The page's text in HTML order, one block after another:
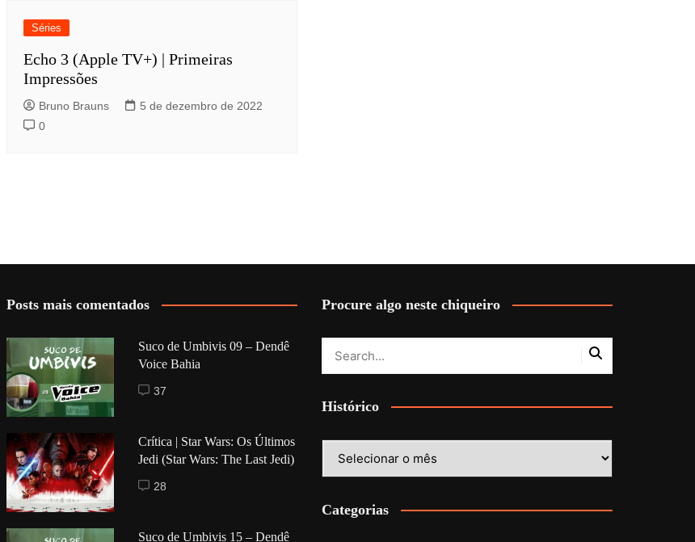
Séries
Echo 3 (Apple TV+) | Primeiras
Impressões
Bruno Brauns
5 de dezembro de 2022
0
Posts mais comentados
Suco de Umbivis 09 – Dendê
Voice Bahia
37
Crítica | Star Wars: Os Últimos
Jedi (Star Wars: The Last Jedi)
28
Suco de Umbivis 15 – Dendê
Procure algo neste chiqueiro
Histórico
Categorias